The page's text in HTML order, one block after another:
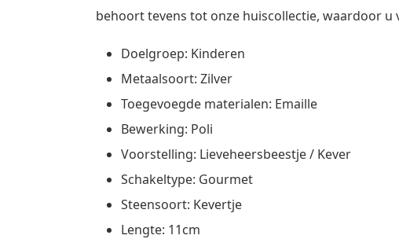
behoort tevens tot onze huiscollectie, waardoor
Doelgroep: Kinderen
Metaalsoort: Zilver
Toegevoegde materialen: Emaille
Bewerking: Poli
Voorstelling: Lieveheersbeestje / Kever
Schakeltype: Gourmet
Steensoort: Kevertje
Lengte: 11cm